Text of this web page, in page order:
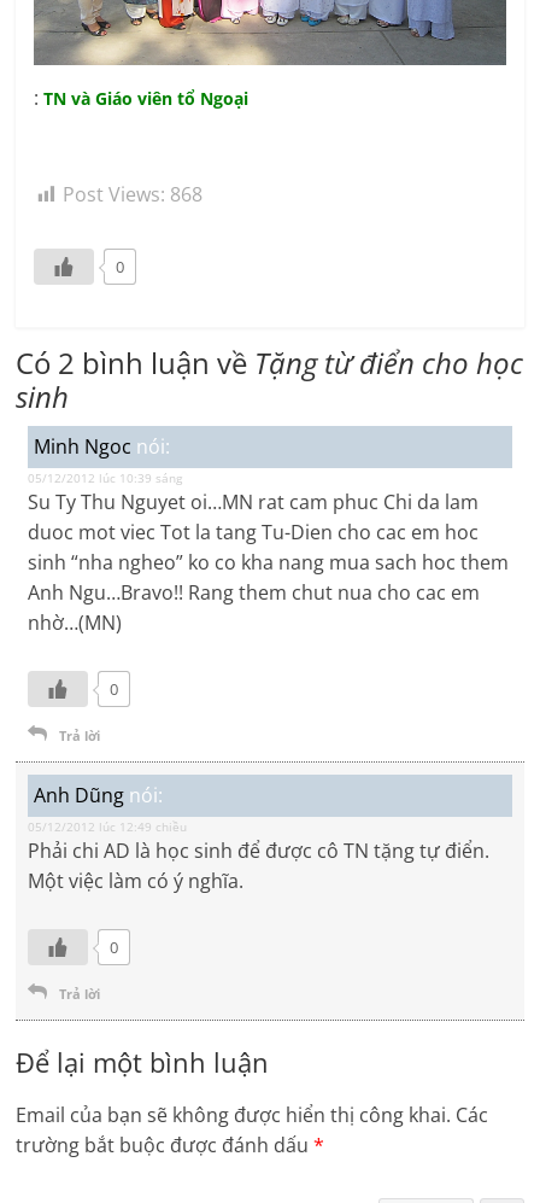
: TN và Giáo viên tổ Ngoại
Post Views: 868
0
Có 2 bình luận về Tặng từ điển cho học
sinh
Minh Ngoc nói:
05/12/2012 lúc 10:39 sáng
Su Ty Thu Nguyet oi…MN rat cam phuc Chi da lam
duoc mot viec Tot la tang Tu-Dien cho cac em hoc
sinh “nha ngheo” ko co kha nang mua sach hoc them
Anh Ngu…Bravo!! Rang them chut nua cho cac em
nhờ…(MN)
0
Trả lời
Anh Dũng nói:
05/12/2012 lúc 12:49 chiều
Phải chi AD là học sinh để được cô TN tặng tự điển.
Một việc làm có ý nghĩa.
0
Trả lời
Để lại một bình luận
Email của bạn sẽ không được hiển thị công khai. Các
trường bắt buộc được đánh dấu*